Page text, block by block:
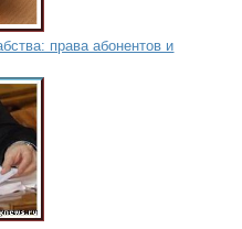
права абонентов и